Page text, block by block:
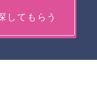
してもらう